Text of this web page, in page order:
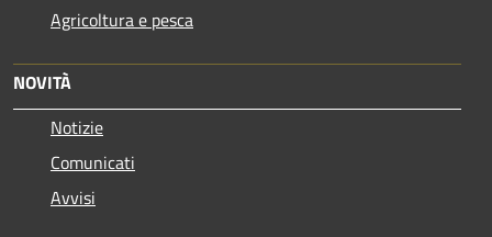
Agricoltura e pesca
NOVITÀ
Notizie
Comunicati
Avvisi